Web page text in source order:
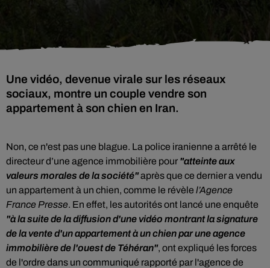
Une vidéo, devenue virale sur les réseaux
sociaux, montre un couple vendre son
appartement à son chien en Iran.
Non, ce n'est pas une blague. La police iranienne a arrêté le
directeur d’une agence immobilière pour "atteinte aux
valeurs morales de la société"après que ce dernier a vendu
un appartement à un chien, comme le révèle l’Agence
France Presse. En effet, les autorités ont lancé une enquête
"à la suite de la diffusion d'une vidéo montrant la signature
de la vente d'un appartement à un chien par une agence
immobilière de l'ouest de Téhéran", ont expliqué les forces
de l'ordre dans un communiqué rapporté par l'agence de